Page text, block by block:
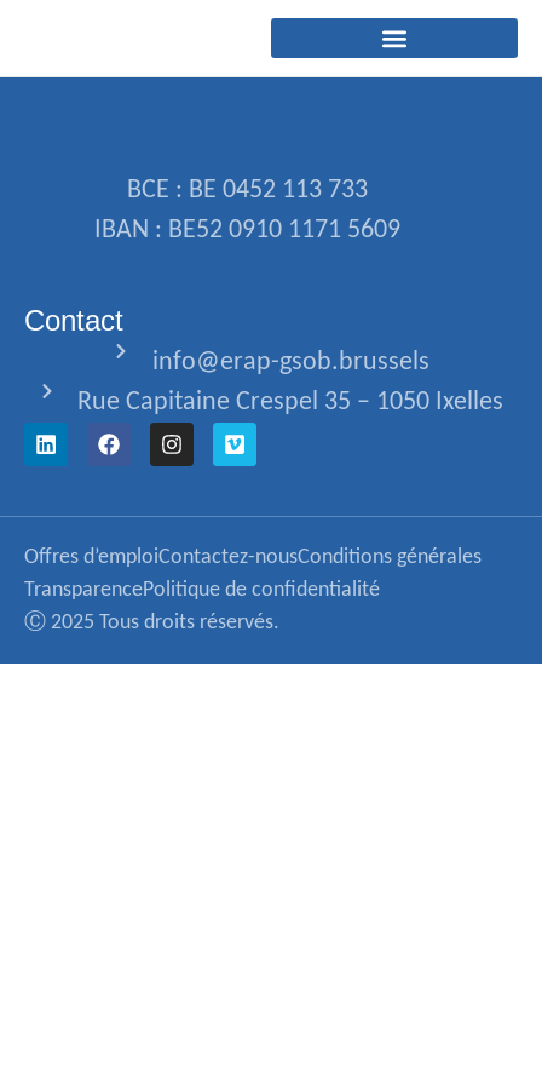
BCE : BE 0452 113 733
IBAN : BE52 0910 1171 5609
Contact
info@erap-gsob.brussels
Rue Capitaine Crespel 35 – 1050 Ixelles
Offres d’emploiContactez-nousConditions générales
Ⓒ 2025 Tous droits réservés.
TransparencePolitique de confidentialité